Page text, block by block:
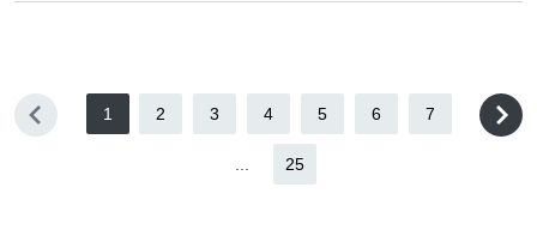
1 2 3 4 5 6 7
25